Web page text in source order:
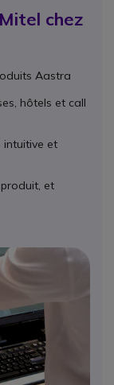
chez
Aastra
hôtels et call
intuitive et
et